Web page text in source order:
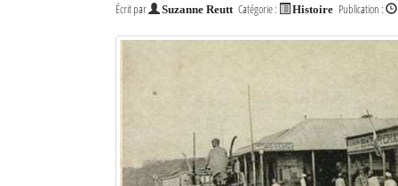
Écrit par Suzanne Reutt Catégorie : Histoire Publication :